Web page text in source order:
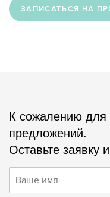
ЗАПИСАТЬСЯ НА
К сожалению для
предложений.
Оставьте заявку